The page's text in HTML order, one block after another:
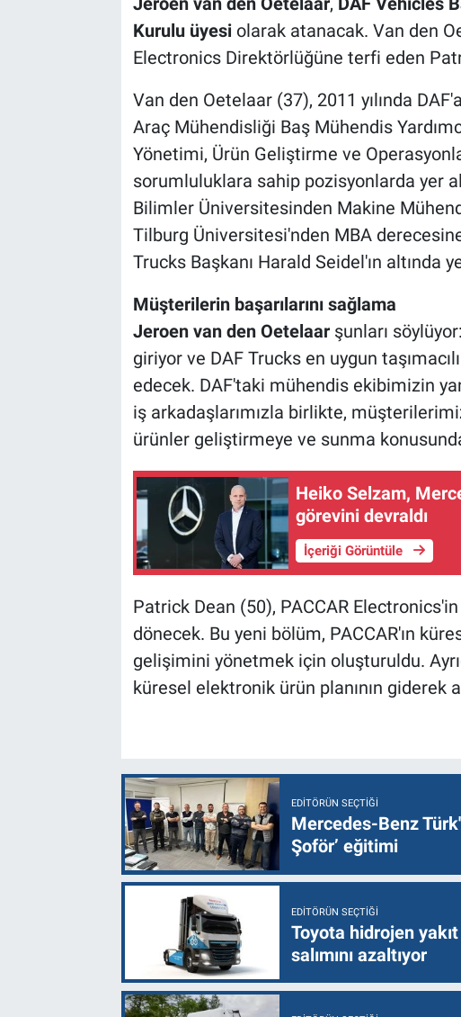
Kurulu üyesiolarak atanacak. Van den
Electronics Direktörlüğüne terfi eden
Van den Oetelaar (37), 2011 yılında
Araç Mühendisliği Baş Mühendis
Yönetimi, Ürün Geliştirme ve
sorumluluklara sahip pozisyonlarda yer
Bilimler Üniversitesinden Makine
Tilburg Üniversitesi'nden MBA
Trucks Başkanı Harald Seidel'ın altında
Müşterilerin başarılarını sağlama
Jeroen van den Oetelaarşunları
giriyor ve DAF Trucks en uygun
edecek. DAF'taki mühendis ekibimizin
iş arkadaşlarımızla birlikte,
ürünler geliştirmeye ve sunma
Heiko Selzam,
görevini devraldı
İçeriği Görüntüle
Patrick Dean (50), PACCAR
dönecek. Bu yeni bölüm, PACCAR'ın
gelişimini yönetmek için oluşturuldu.
küresel elektronik ürün planının
EDITÖRÜN SEÇTIĞI
Mercedes-Benz
Şoför’ eğitimi
EDITÖRÜN SEÇTIĞI
Toyota hidrojen
salımını azaltıyor